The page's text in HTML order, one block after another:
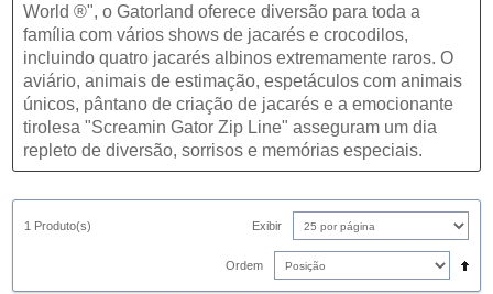
World ®", o Gatorland oferece diversão para toda a
família com vários shows de jacarés e crocodilos,
incluindo quatro jacarés albinos extremamente raros. O
aviário, animais de estimação, espetáculos com animais
únicos, pântano de criação de jacarés e a emocionante
tirolesa "Screamin Gator Zip Line" asseguram um dia
repleto de diversão, sorrisos e memórias especiais.
1 Produto(s) Exibir
Ordem